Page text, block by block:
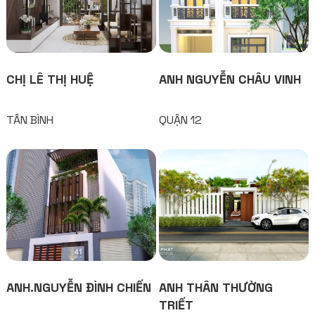
CHỊ LÊ THỊ HUỆ
TÂN BÌNH
ANH NGUYỄN CHÂU VINH
QUẬN 12
ANH.NGUYỄN ĐÌNH CHIẾN ANH THÂN THƯỜNG
TRIẾT